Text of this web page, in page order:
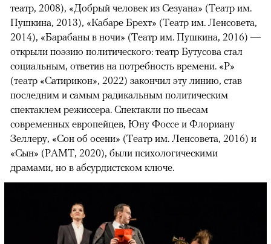
театр, 2008), «Добрый человек из Сезуана» (Театр им.
Пушкина, 2013), «Кабаре Брехт» (Театр им. Ленсовета,
2014), «Барабаны в ночи» (Театр им. Пушкина, 2016) —
открыли поэзию политического: театр Бутусова стал
социальным, ответив на потребность времени. «Р»
(театр «Сатирикон», 2022) закончил эту линию, став
последним и самым радикальным политическим
спектаклем режиссера. Спектакли по пьесам
современных европейцев, Юну Фоссе и Флориану
Зеллеру, «Сон об осени» (Театр им. Ленсовета, 2016) и
«Сын» (РАМТ, 2020), были психологическими
драмами, но в абсурдистском ключе.